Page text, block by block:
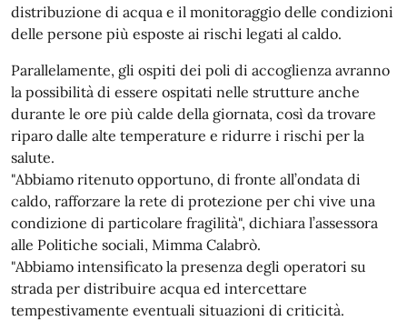
distribuzione di acqua e il monitoraggio delle condizioni
delle persone più esposte ai rischi legati al caldo.
Parallelamente, gli ospiti dei poli di accoglienza avranno
la possibilità di essere ospitati nelle strutture anche
durante le ore più calde della giornata, così da trovare
riparo dalle alte temperature e ridurre i rischi per la
salute.
"Abbiamo ritenuto opportuno, di fronte all’ondata di
caldo, rafforzare la rete di protezione per chi vive una
condizione di particolare fragilità", dichiara l’assessora
alle Politiche sociali, Mimma Calabrò.
"Abbiamo intensificato la presenza degli operatori su
strada per distribuire acqua ed intercettare
tempestivamente eventuali situazioni di criticità.